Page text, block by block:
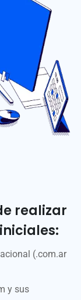
realizar
(.com.ar
y sus